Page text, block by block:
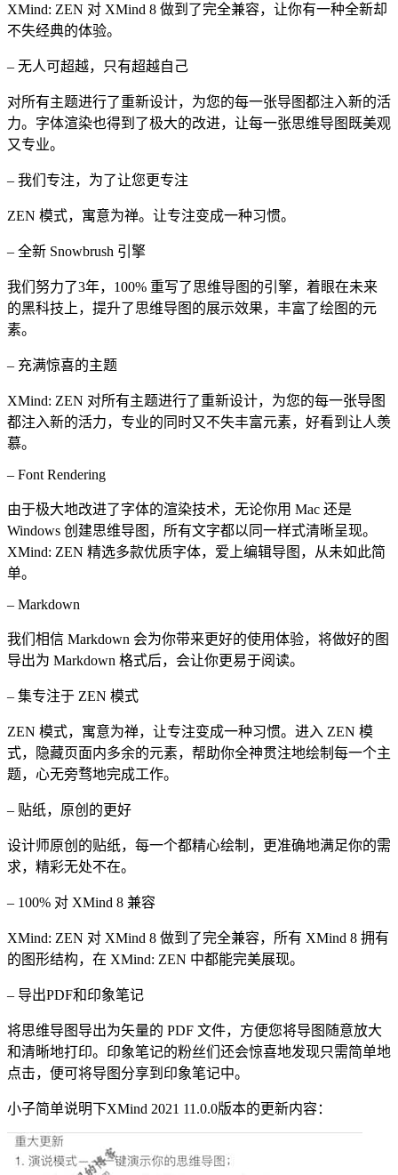
XMind: ZEN 对 XMind 8 做到了完全兼容，让你有一种全新却
不失经典的体验。
– 无人可超越，只有超越自己
对所有主题进行了重新设计，为您的每一张导图都注入新的活
力。字体渲染也得到了极大的改进，让每一张思维导图既美观
又专业。
– 我们专注，为了让您更专注
ZEN 模式，寓意为禅。让专注变成一种习惯。
– 全新 Snowbrush 引擎
我们努力了3年，100% 重写了思维导图的引擎，着眼在未来
的黑科技上，提升了思维导图的展示效果，丰富了绘图的元
素。
– 充满惊喜的主题
XMind: ZEN 对所有主题进行了重新设计，为您的每一张导图
都注入新的活力，专业的同时又不失丰富元素，好看到让人羡
慕。
– Font Rendering
由于极大地改进了字体的渲染技术，无论你用 Mac 还是
Windows 创建思维导图，所有文字都以同一样式清晰呈现。
XMind: ZEN 精选多款优质字体，爱上编辑导图，从未如此简
单。
– Markdown
我们相信 Markdown 会为你带来更好的使用体验，将做好的图
导出为 Markdown 格式后，会让你更易于阅读。
– 集专注于 ZEN 模式
ZEN 模式，寓意为禅，让专注变成一种习惯。进入 ZEN 模
式，隐藏页面内多余的元素，帮助你全神贯注地绘制每一个主
题，心无旁骛地完成工作。
– 贴纸，原创的更好
设计师原创的贴纸，每一个都精心绘制，更准确地满足你的需
求，精彩无处不在。
– 100% 对 XMind 8 兼容
XMind: ZEN 对 XMind 8 做到了完全兼容，所有 XMind 8 拥有
的图形结构，在 XMind: ZEN 中都能完美展现。
– 导出PDF和印象笔记
将思维导图导出为矢量的 PDF 文件，方便您将导图随意放大
和清晰地打印。印象笔记的粉丝们还会惊喜地发现只需简单地
点击，便可将导图分享到印象笔记中。
小子简单说明下XMind 2021 11.0.0版本的更新内容：